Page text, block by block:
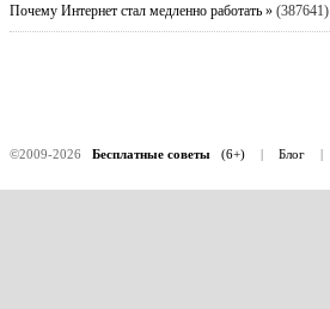
Почему Интернет стал медленно работать »(387641)
©2009-2026 Бесплатные советы(6+) | Блог |